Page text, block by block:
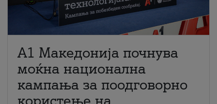
A1 Македонија почнува
моќна национална
кампања за поодговорно